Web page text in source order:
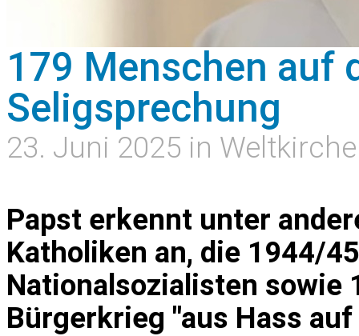
179 Menschen auf
Seligsprechung
23. Juni 2025 in Weltkirche
Papst erkennt unter
Katholiken an, die 1944/
Nationalsozialisten sowie
Bürgerkrieg "aus Hass